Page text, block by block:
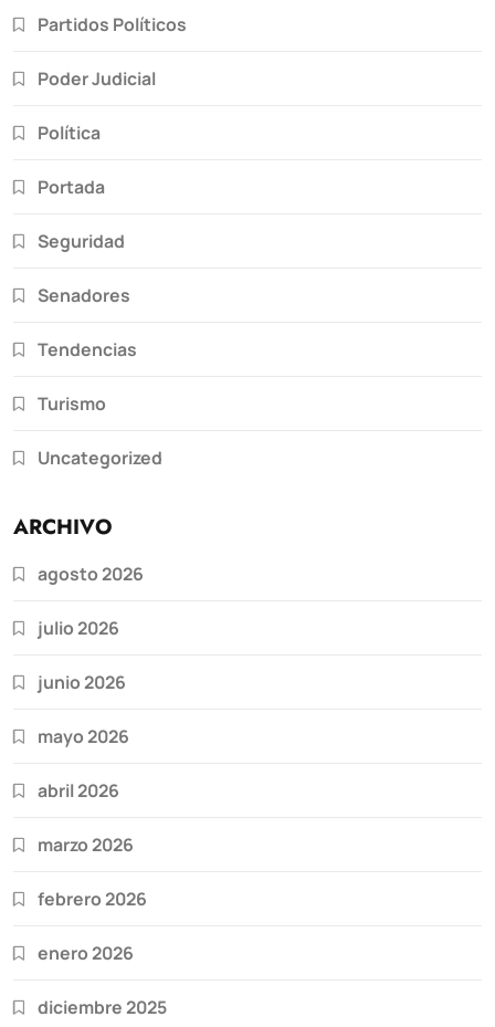
Partidos Políticos
Poder Judicial
Política
Portada
Seguridad
Senadores
Tendencias
Turismo
Uncategorized
ARCHIVO
agosto 2026
julio 2026
junio 2026
mayo 2026
abril 2026
marzo 2026
febrero 2026
enero 2026
diciembre 2025